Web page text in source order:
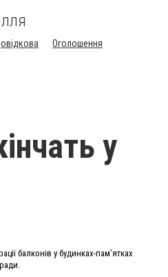
Оголошення
у
балконів у будинках-пам’ятках